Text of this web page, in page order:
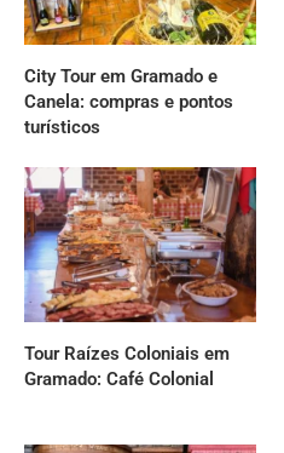
City Tour em Gramado e
Canela: compras e pontos
turísticos
Tour Raízes Coloniais em
Gramado: Café Colonial